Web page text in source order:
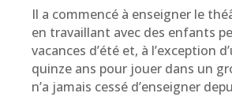
Il a commencé à enseigner le
en travaillant avec des enfants
vacances d’été et, à l’exception
quinze ans pour jouer dans un
n’a jamais cessé d’enseigner